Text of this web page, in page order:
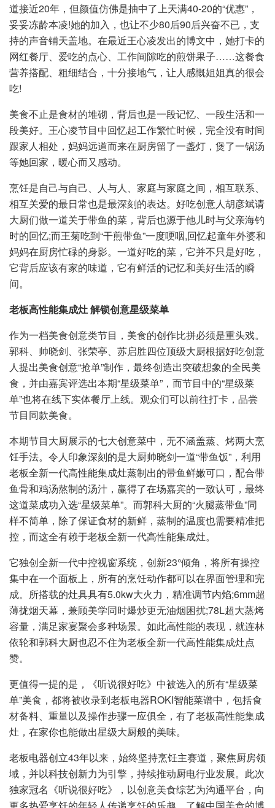
道接近20年，但颜值仿佛是抽中了上天满40-20的“优惠”，
妥妥冻龄本凌!她的加入，也让不少80后90后兴奋不已，支
持的声音铺天盖地。在最近王心凌发出的博文中，她打卡的
网红餐厅、爱吃的点心、工作间隙吃的煎饼果子……这餐食
营养搭配、粗细结合，十分接地气，让人感慨姐姐真的很会
吃!
美食不止是食材的堆砌，背后也是一段记忆、一段生活和一
段美好。王心凌节目中回忆起工作繁忙时候，完全没有时间
跟家人相处，妈妈远道而来在厨房留了一盏灯，煲了一锅汤
等她回家，暖心而又感动。
烹饪是自己与自己、人与人、家庭与家庭之间，相互联系、
相互关爱的最日常也是最深刻的表达。好吃创意人胡彦斌请
大厨们做一道关于带鱼的菜，背后也源于他儿时与父亲海钓
时的回忆;而王菊吃到“干煎带鱼”一度哽咽,回忆起童年外婆和
妈妈在厨房忙碌的身影。一道好吃的菜，它并不只是好吃，
它背后应该有家的味道，它有鲜活的记忆和美好生活的瞬
间。
老板高性能集成灶 解锁创意星级菜单
作为一档美食创意类节目，美食的创作比拼必须是重头戏。
郭科、帅晓剑、张荣亭、苏启胜四位顶级大厨根据好吃创意
人提出美食创意“抢单”制作，最终创造出突破想象的全民美
食，并由嘉宾评选出本期“星级菜单”，而节目中的“星级菜
单”也将在线下实体餐厅上线。观众们可以前往打卡，品尝
节目同款美食。
本期节目大厨展示的七大创意菜中，无不涵盖蒸、烤两大烹
饪手法。令人印象深刻的是大厨帅晓剑一道“带鱼饭”，利用
老板全新一代高性能集成灶蒸制出的带鱼鲜嫩可口，配合带
鱼骨和鸡汤熬制的汤汁，赢得了在场嘉宾的一致认可，最终
这道菜成功入选“星级菜单”。而郭科大厨的“火腿蒸带鱼”同
样不简单，除了保证食材的新鲜，蒸制的温度也需要精准把
控，而这全有赖于老板全新一代高性能集成灶。
它独创全新一代中控视窗系统，创新23°倾角，将所有操控
集中在一个面板上，所有的烹饪动作都可以在界面管理和完
成。所搭载的灶具具有5.0kw大火力，精准调节内焰;6mm超
薄拢烟天幕，兼顾美学同时爆炒更无油烟困扰;78L超大蒸烤
容量，满足家宴聚会多种场景。如此高性能的表现，就连林
依轮和郭科大厨也忍不住为老板全新一代高性能集成灶点
赞。
更值得一提的是，《听说很好吃》中被选入的所有“星级菜
单”美食，都将被收录到老板电器ROKI智能菜谱中，包括食
材备料、重量以及操作步骤一应俱全，有了老板高性能集成
灶，在家你也能做出星级大厨般的美味。
老板电器创立43年以来，始终坚持烹饪主赛道，聚焦厨房领
域，并以科技创新力为引擎，持续推动厨电行业发展。此次
独家冠名《听说很好吃》，以创意美食综艺为沟通平台，向
更多热爱烹饪的年轻人传递烹饪的乐趣，了解中国美食的博